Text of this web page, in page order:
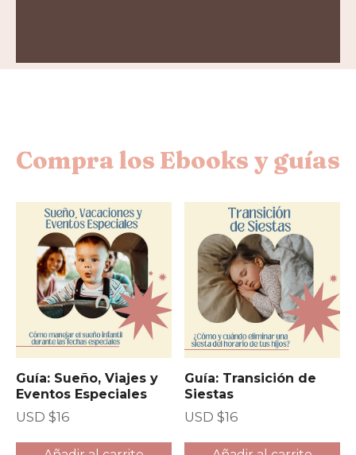
Compra los Ebooks y guías
Guía: Sueño, Viajes y
Eventos Especiales
USD $16
Guía: Transición de
Siestas
USD $16